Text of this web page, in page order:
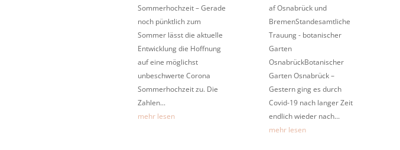
Sommerhochzeit – Gerade
noch pünktlich zum
Sommer lässt die aktuelle
Entwicklung die Hoffnung
auf eine möglichst
unbeschwerte Corona
Sommerhochzeit zu. Die
Zahlen...
mehr lesen
af Osnabrück und
BremenStandesamtliche
Trauung - botanischer
Garten
OsnabrückBotanischer
Garten Osnabrück –
Gestern ging es durch
Covid-19 nach langer Zeit
endlich wieder nach...
mehr lesen